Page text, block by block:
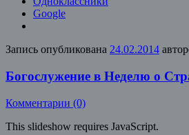
Google
Запись опубликована 24.02.2014
Богослужение в Неделю о
Комментарии (0)
This slideshow requires JavaScript.